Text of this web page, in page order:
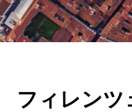
フィレンツ